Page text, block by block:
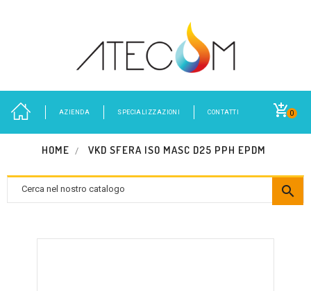
0
AZIENDA SPECIALIZZAZIONI CONTATTI
HOME VKD SFERA ISO MASC D25 PPH EPDM
